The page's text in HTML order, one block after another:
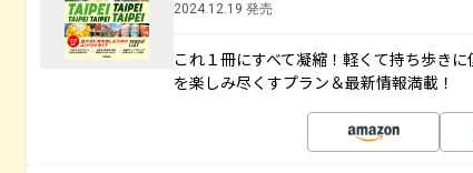
2024.12.19 発売
これ１冊にすべて凝縮！軽くて持ち歩き
を楽しみ尽くすプラン＆最新情報満載！